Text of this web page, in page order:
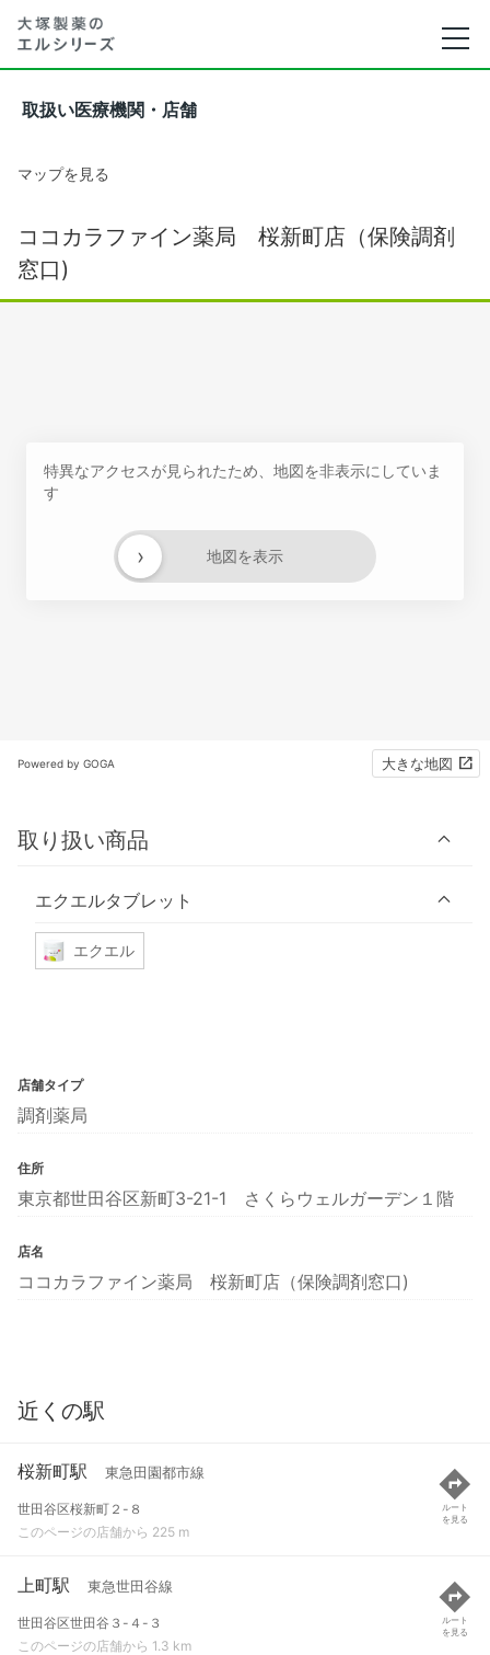
取扱い医療機関・店舗
マップを見る
ココカラファイン薬局 桜新町店（保険調剤
窓口)
特異なアクセスが見られたため、地図を非表示にしていま
す
地図を表示
›
Powered by GOGA 大きな地図
取り扱い商品
エクエルタブレット
エクエル
店舗タイプ
調剤薬局
住所
東京都世田谷区新町3-21-1 さくらウェルガーデン１階
店名
ココカラファイン薬局 桜新町店（保険調剤窓口)
近くの駅
桜新町駅 東急田園都市線
世田谷区桜新町２-８
このページの店舗から 225 m
ルート
を見る
上町駅 東急世田谷線
世田谷区世田谷３-４-３
このページの店舗から 1.3 km
ルート
を見る